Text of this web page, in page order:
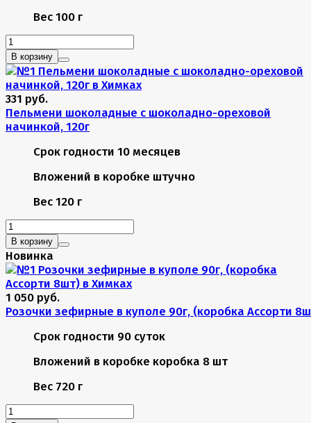
Вес 100 г
В корзину
331 руб.
Пельмени шоколадные с шоколадно-ореховой
начинкой, 120г
Срок годности 10 месяцев
Вложений в коробке штучно
Вес 120 г
В корзину
Новинка
1 050 руб.
Розочки зефирные в куполе 90г, (коробка Ассорти
Срок годности 90 суток
Вложений в коробке коробка 8 шт
Вес 720 г